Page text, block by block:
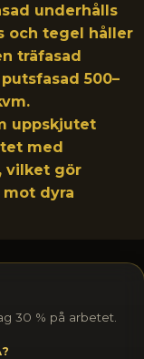
underhålls
och tegel håller
träfasad
500–
uppskjutet
med
vilket gör
dyra
30 % på arbetet.